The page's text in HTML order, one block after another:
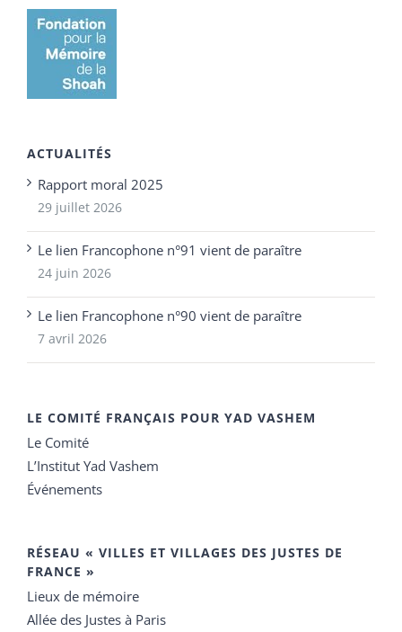
ACTUALITÉS
Rapport moral 2025
29 juillet 2026
Le lien Francophone n°91 vient de paraître
24 juin 2026
Le lien Francophone n°90 vient de paraître
7 avril 2026
LE COMITÉ FRANÇAIS POUR YAD VASHEM
Le Comité
L’Institut Yad Vashem
Événements
RÉSEAU « VILLES ET VILLAGES DES JUSTES DE
FRANCE »
Lieux de mémoire
Allée des Justes à Paris